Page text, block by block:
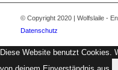
© Copyright 2020 | Wolfslaile -
Datenschutz
Diese Website benutzt Cookies.